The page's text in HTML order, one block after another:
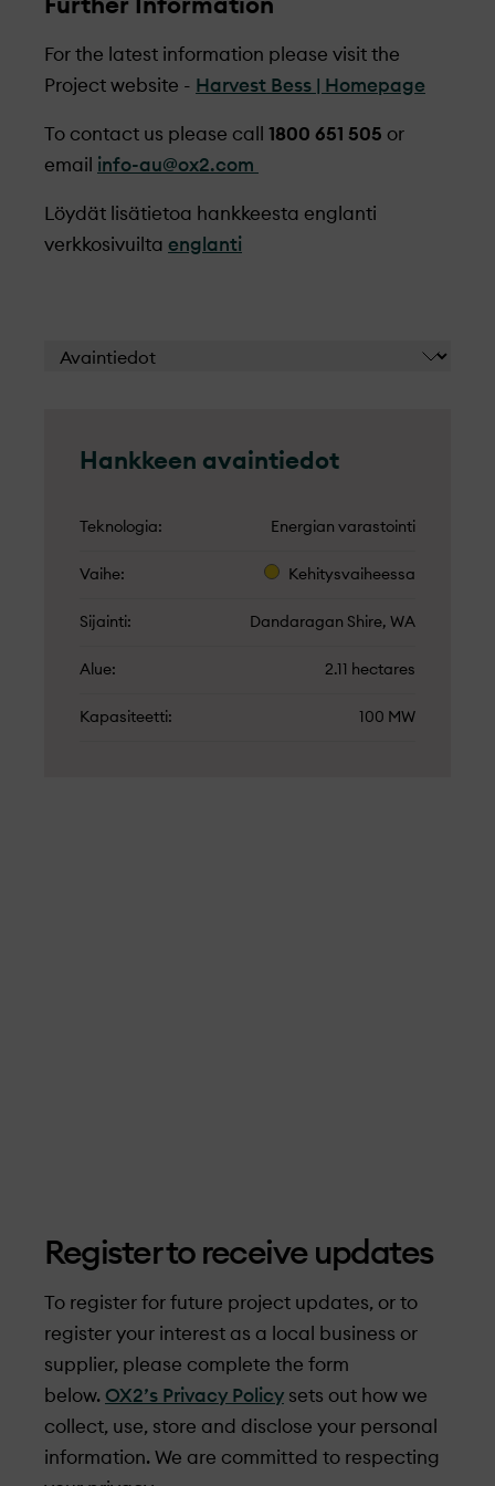
Further Information
For the latest information please visit the
Project website - Harvest Bess | Homepage
To contact us please call 1800 651 505 or
email info-au@ox2.com
Löydät lisätietoa hankkeesta englanti
verkkosivuilta englanti
Hankkeen avaintiedot
Teknologia Energian varastointi
Vaihe Kehitysvaiheessa
Sijainti Dandaragan Shire, WA
Alue 2.11 hectares
Kapasiteetti 100 MW
Register to receive updates
To register for future project updates, or to
register your interest as a local business or
supplier, please complete the form
below. OX2’s Privacy Policy sets out how we
collect, use, store and disclose your personal
information. We are committed to respecting